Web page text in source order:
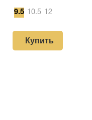
9.5 10.5 12
Купить